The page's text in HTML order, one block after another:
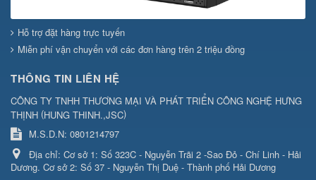
Hỗ trợ đặt hàng trực tuyến
Miễn phí vận chuyển với các đơn hàng trên 2 triệu đồng
THÔNG TIN LIÊN HỆ
CÔNG TY TNHH THƯƠNG MẠI VÀ PHÁT TRIỂN CÔNG NGHỆ HƯNG
THỊNH (HUNG THINH.,JSC)
M.S.D.N: 0801214797
Địa chỉ: Cơ sở 1: Số 323C - Nguyễn Trãi 2 -Sao Đỏ - Chí Linh - Hải
Dương. Cơ sở 2: Số 37 - Nguyễn Thị Duệ - Thành phố Hải Dương